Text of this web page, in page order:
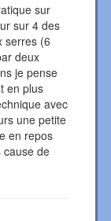
sur
sur 4 des
serres (6
deux
je pense
en plus
avec
une petite
en repos
cause de